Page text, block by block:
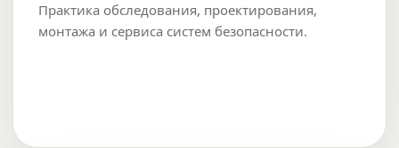
Практика обследования, проектирования,
монтажа и сервиса систем безопасности.